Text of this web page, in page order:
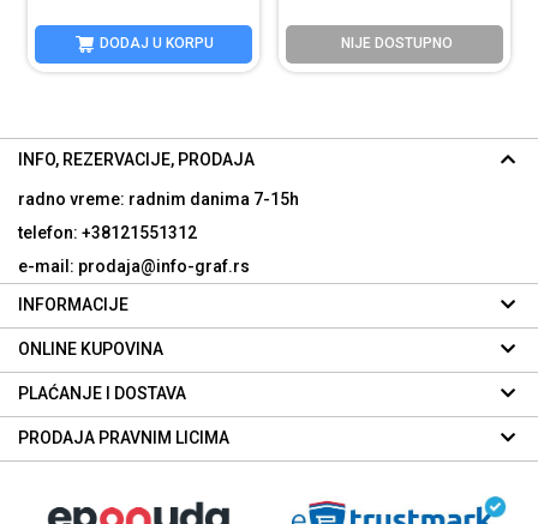
DODAJ U KORPU NIJE DOSTUPNO
INFO, REZERVACIJE, PRODAJA
radno vreme: radnim danima 7-15h
telefon: +38121551312
e-mail: prodaja@info-graf.rs
INFORMACIJE
ONLINE KUPOVINA
PLAĆANJE I DOSTAVA
PRODAJA PRAVNIM LICIMA